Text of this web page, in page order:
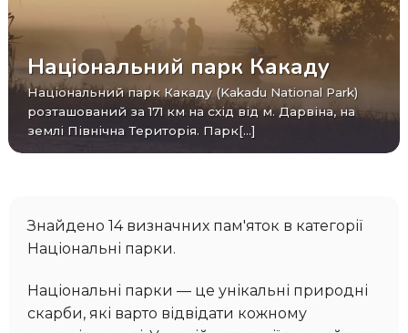
Національний парк Какаду
Національний парк Какаду (Kakadu National Park)
розташований за 171 км на схід від м. Дарвіна, на
землі Північна Територія. Парк[...]
Знайдено 14 визначних пам'яток в категорії
Національні парки.
Національні парки — це унікальні природні
скарби, які варто відвідати кожному